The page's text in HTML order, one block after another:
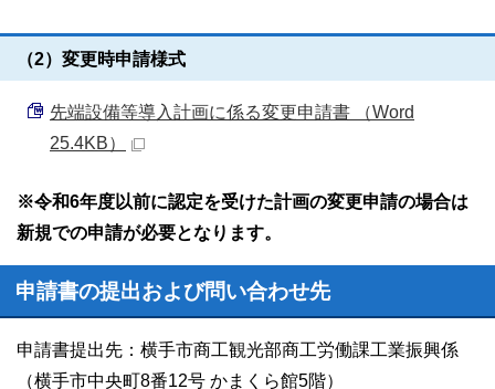
（2）変更時申請様式
先端設備等導入計画に係る変更申請書 （Word
25.4KB）
※令和6年度以前に認定を受けた計画の変更申請の場合は
新規での申請が必要となります。
申請書の提出および問い合わせ先
申請書提出先：横手市商工観光部商工労働課工業振興係
（横手市中央町8番12号 かまくら館5階）